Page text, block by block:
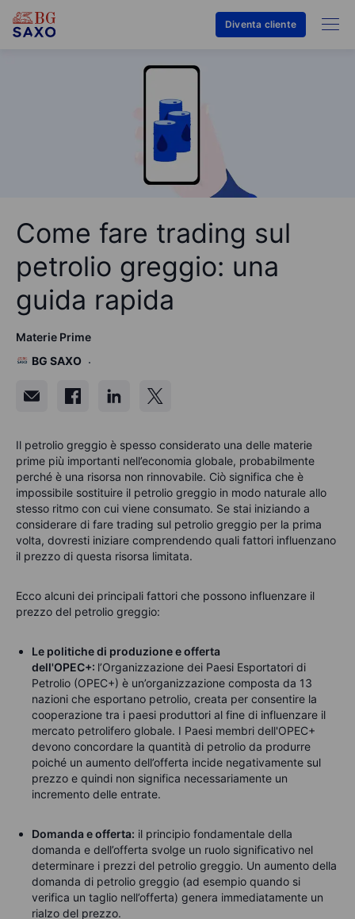
Diventa cliente
Come fare trading sul
petrolio greggio: una
guida rapida
Materie Prime
BG SAXO
Il petrolio greggio è spesso considerato una delle materie
prime più importanti nell’economia globale, probabilmente
perché è una risorsa non rinnovabile. Ciò significa che è
impossibile sostituire il petrolio greggio in modo naturale allo
stesso ritmo con cui viene consumato. Se stai iniziando a
considerare di fare trading sul petrolio greggio per la prima
volta, dovresti iniziare comprendendo quali fattori influenzano
il prezzo di questa risorsa limitata.
Ecco alcuni dei principali fattori che possono influenzare il
prezzo del petrolio greggio:
Le politiche di produzione e offerta
dell'OPEC+: l’Organizzazione dei Paesi Esportatori di
Petrolio (OPEC+) è un’organizzazione composta da 13
nazioni che esportano petrolio, creata per consentire la
cooperazione tra i paesi produttori al fine di influenzare il
mercato petrolifero globale. I Paesi membri dell'OPEC+
devono concordare la quantità di petrolio da produrre
poiché un aumento dell’offerta incide negativamente sul
prezzo e quindi non significa necessariamente un
incremento delle entrate.
Domanda e offerta: il principio fondamentale della
domanda e dell’offerta svolge un ruolo significativo nel
determinare i prezzi del petrolio greggio. Un aumento della
domanda di petrolio greggio (ad esempio quando si
verifica un taglio nell’offerta) genera immediatamente un
rialzo del prezzo.